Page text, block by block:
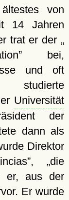
von
14 Jahren
trat er der
bei,
und oft
Universität
der
dann als
Direktor
,
die
er, aus der
Er wurde